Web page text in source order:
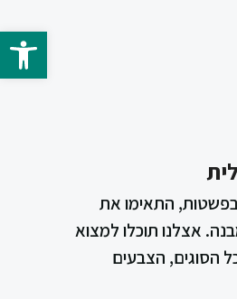
בפשטות, התאימו את
אצלנו תוכלו למצוא
הסוגים, הצבעים